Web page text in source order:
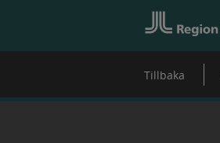
Tillbaka